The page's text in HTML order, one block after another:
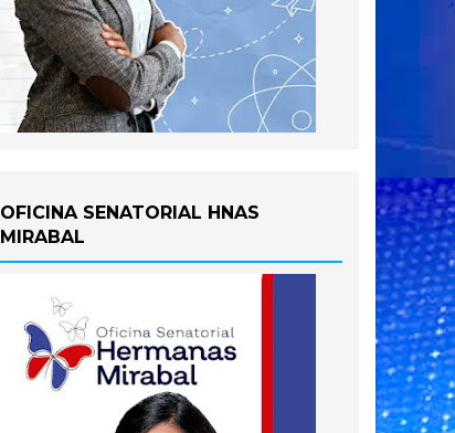
OFICINA SENATORIAL HNAS
MIRABAL